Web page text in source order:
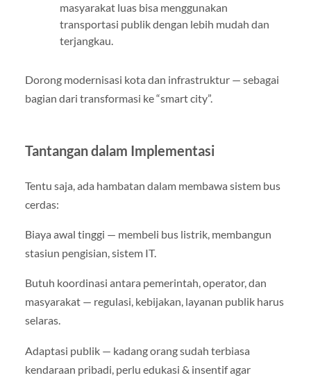
masyarakat luas bisa menggunakan
transportasi publik dengan lebih mudah dan
terjangkau.
Dorong modernisasi kota dan infrastruktur — sebagai
bagian dari transformasi ke “smart city”.
Tantangan dalam Implementasi
Tentu saja, ada hambatan dalam membawa sistem bus
cerdas:
Biaya awal tinggi — membeli bus listrik, membangun
stasiun pengisian, sistem IT.
Butuh koordinasi antara pemerintah, operator, dan
masyarakat — regulasi, kebijakan, layanan publik harus
selaras.
Adaptasi publik — kadang orang sudah terbiasa
kendaraan pribadi, perlu edukasi & insentif agar